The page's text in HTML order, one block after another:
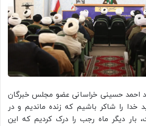
احمد حسینی خراسانی عضو مجلس خبرگان
خدا را شاکر باشیم که زنده ماندیم و در
بار دیگر ماه رجب را درک کردیم که این